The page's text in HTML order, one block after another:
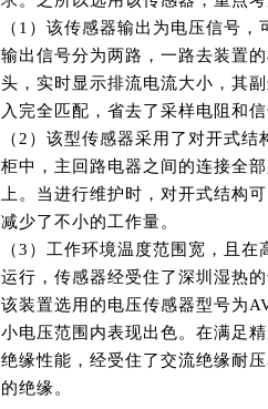
（1）该传感器输出为电压信号
输出信号分为两路，一路去装置
头，实时显示排流电流大小，其
入完全匹配，省去了采样电阻和
（2）该型传感器采用了对开式
柜中，主回路电器之间的连接全
上。当进行维护时，对开式结构
减少了不小的工作量。
（3）工作环境温度范围宽，且
运行，传感器经受住了深圳湿热的
该装置选用的电压传感器型号为
小电压范围内表现出色。在满足
绝缘性能，经受住了交流绝缘耐
的绝缘。